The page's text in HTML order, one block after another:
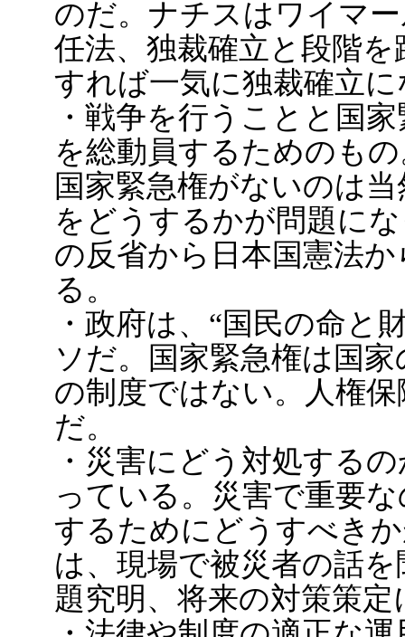
のだ。ナチスはワイマ
任法、独裁確立と段階
すれば一気に独裁確立
・戦争を行うことと国
を総動員するためのも
国家緊急権がないのは
をどうするかが問題に
の反省から日本国憲法
る。
・政府は、“国民の命と
ソだ。国家緊急権は国
の制度ではない。人権
だ。
・災害にどう対処する
っている。災害で重要
するためにどうすべき
は、現場で被災者の話
題究明、将来の対策策